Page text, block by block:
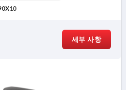
세부 사항